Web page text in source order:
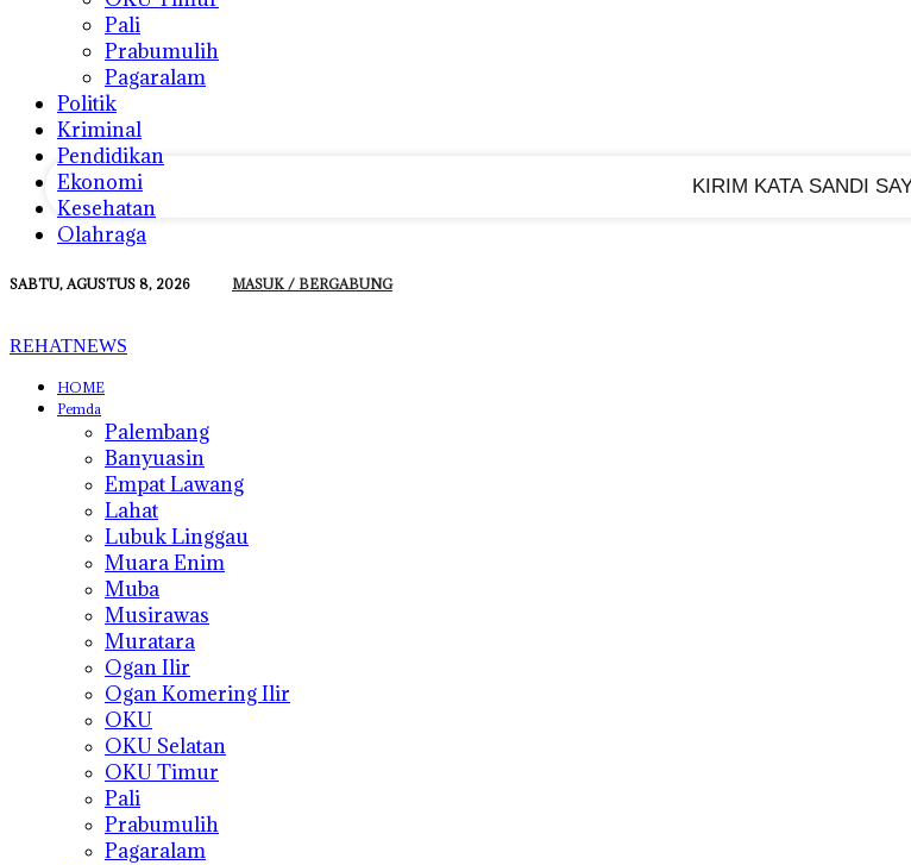
Pali
Prabumulih
Pagaralam
Politik
Kriminal
Pendidikan
Ekonomi
Kesehatan
Olahraga
SABTU, AGUSTUS 8, 2026 MASUK / BERGABUNG
REHATNEWS
HOME
Pemda
Palembang
Banyuasin
Empat Lawang
Lahat
Lubuk Linggau
Muara Enim
Muba
Musirawas
Muratara
Ogan Ilir
Ogan Komering Ilir
OKU
OKU Selatan
OKU Timur
Pali
Prabumulih
Pagaralam